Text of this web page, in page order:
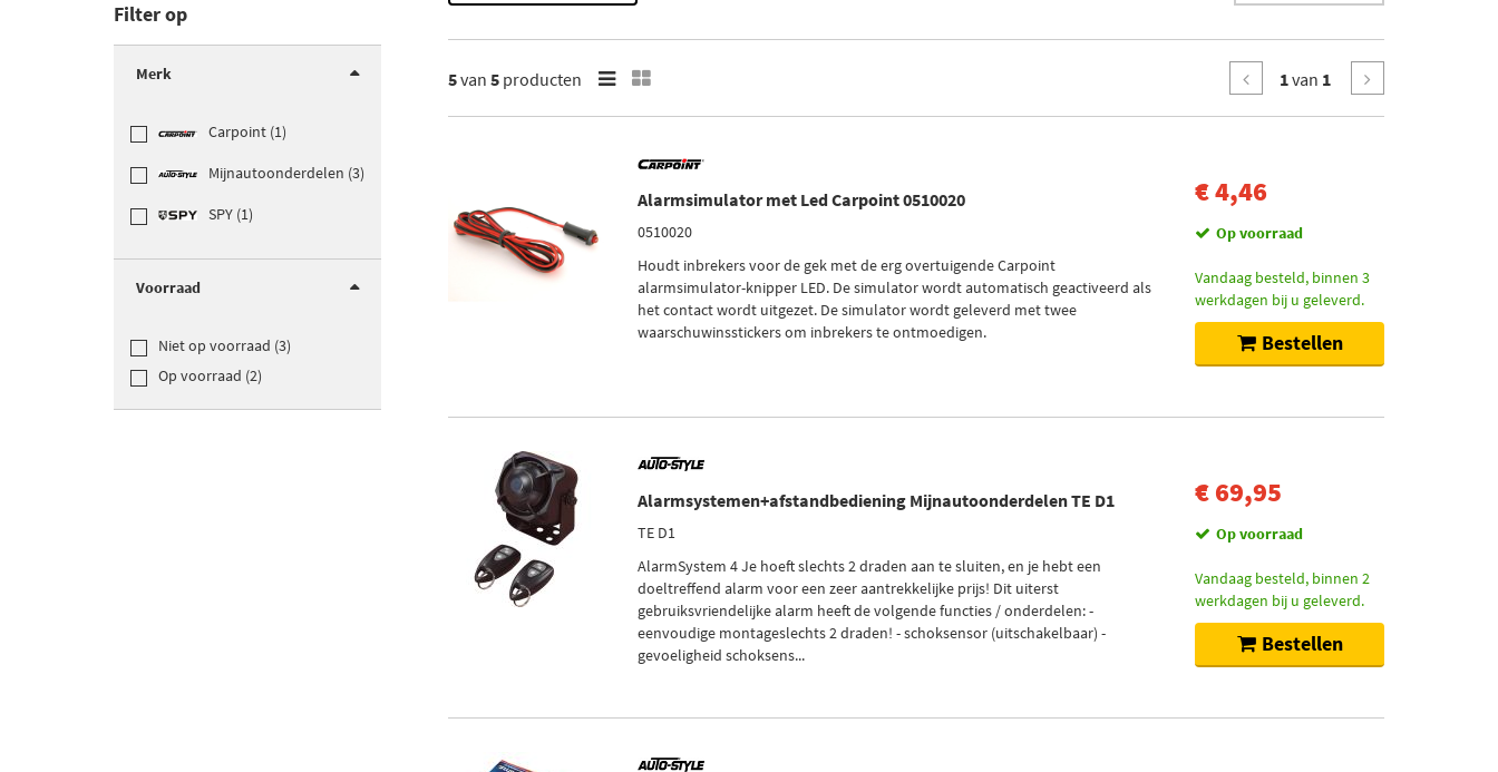
Filter op
Merk
Carpoint (1)
Mijnautoonderdelen (3)
SPY (1)
Voorraad
Niet op voorraad (3)
Op voorraad (2)
5van 5 producten 1van 1
Alarmsimulator met Led Carpoint 0510020
0510020
Houdt inbrekers voor de gek met de erg overtuigende Carpoint
alarmsimulator-knipper LED. De simulator wordt automatisch geactiveerd als
het contact wordt uitgezet. De simulator wordt geleverd met twee
waarschuwinsstickers om inbrekers te ontmoedigen.
€ 4,46
Op voorraad
Vandaag besteld, binnen 3
werkdagen bij u geleverd.
Bestellen
Alarmsystemen+afstandbediening Mijnautoonderdelen TE D1
TE D1
AlarmSystem 4 Je hoeft slechts 2 draden aan te sluiten, en je hebt een
doeltreffend alarm voor een zeer aantrekkelijke prijs! Dit uiterst
gebruiksvriendelijke alarm heeft de volgende functies / onderdelen: -
eenvoudige montageslechts 2 draden! - schoksensor (uitschakelbaar) -
gevoeligheid schoksens...
€ 69,95
Op voorraad
Vandaag besteld, binnen 2
werkdagen bij u geleverd.
Bestellen